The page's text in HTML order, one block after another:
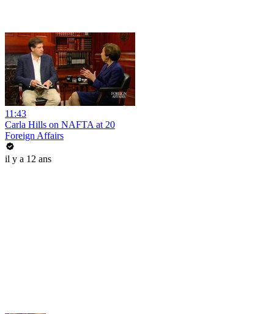
11:43
Carla Hills on NAFTA at 20
Foreign Affairs
il y a 12 ans